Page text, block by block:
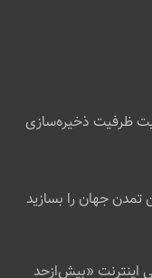
حافظه کوچک ۴ ترابایت ظرفیت ذخیره‌سازی
«بیش‌از‌حد